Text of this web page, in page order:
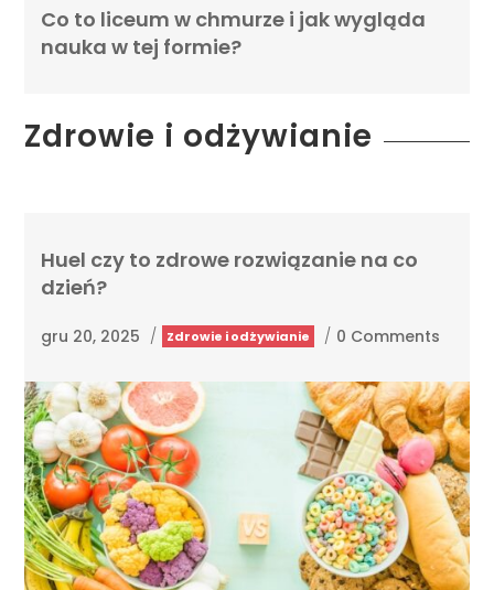
Co to liceum w chmurze i jak wygląda
nauka w tej formie?
Zdrowie i odżywianie
Huel czy to zdrowe rozwiązanie na co
dzień?
gru 20, 2025 / Zdrowie i odżywianie / 0 Comments